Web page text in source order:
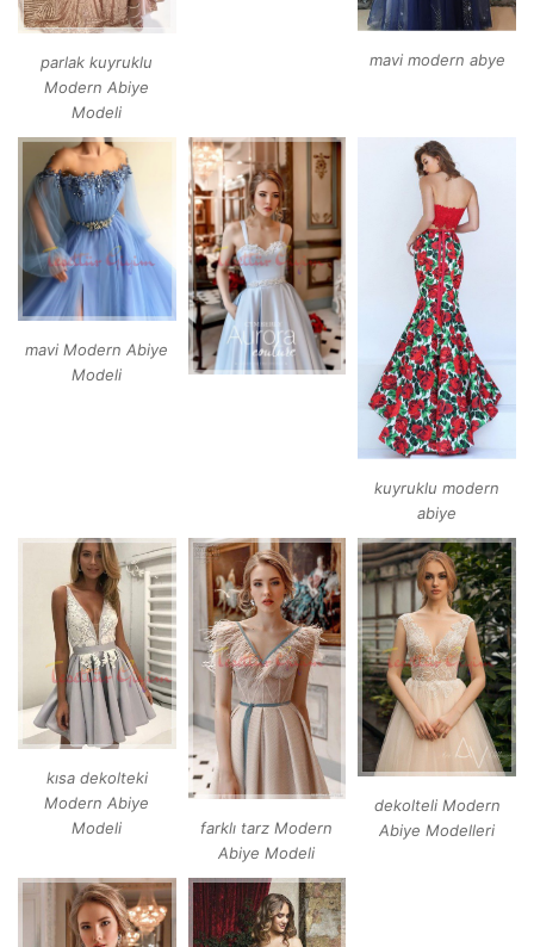
parlak kuyruklu
Modern Abiye
Modeli
mavi modern abye
mavi Modern Abiye
Modeli
kuyruklu modern
abiye
kısa dekolteki
Modern Abiye
Modeli
farklı tarz Modern
Abiye Modeli
dekolteli Modern
Abiye Modelleri